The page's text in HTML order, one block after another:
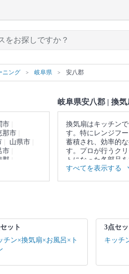
ニング 岐阜県 安八郡
市
那市
山県市
市
郡
岐阜県安八郡 | 換
換気扇はキッチン
す。特にレンジフ
蓄積され、効率的
す。プロが行うク
トになった各部品
の換気力を取り戻し
▼表示価格に含ま
もご参照くだ
ります。
すべてを表示する
ット
チン×換気扇×お風呂×ト
3点セッ
キッチ